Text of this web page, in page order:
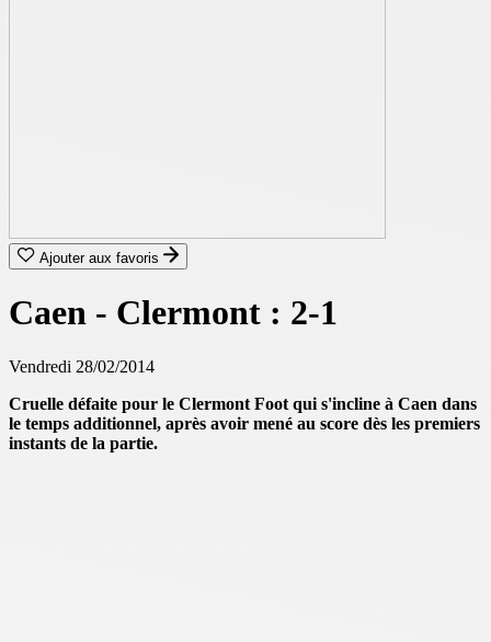
Ajouter aux favoris
Caen - Clermont : 2-1
Vendredi 28/02/2014
Cruelle défaite pour le Clermont Foot qui s'incline à Caen dans
le temps additionnel, après avoir mené au score dès les premiers
instants de la partie.